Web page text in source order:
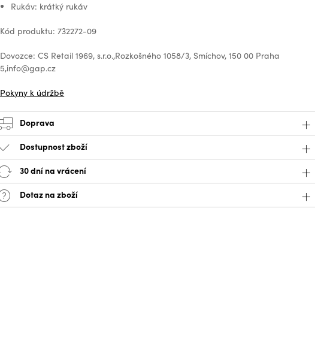
Rukáv: krátký rukáv
Kód produktu: 732272-09
Dovozce: CS Retail 1969, s.r.o.,Rozkošného 1058/3, Smíchov, 150 00 Praha
5,info@gap.cz
Pokyny k údržbě
Doprava
Dostupnost zboží
30 dní na vrácení
Dotaz na zboží